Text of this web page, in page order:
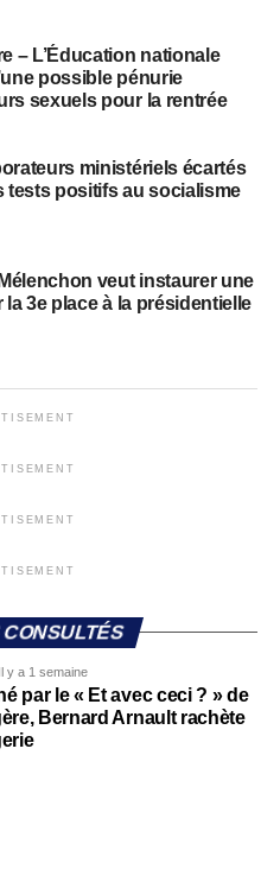
– L’Éducation nationale
possible pénurie
sexuels pour la rentrée
ministériels écartés
tests positifs au socialisme
veut instaurer une
la 3e place à la présidentielle
Il y a 1 semaine
par le « Et avec ceci ? » de
Bernard Arnault rachète